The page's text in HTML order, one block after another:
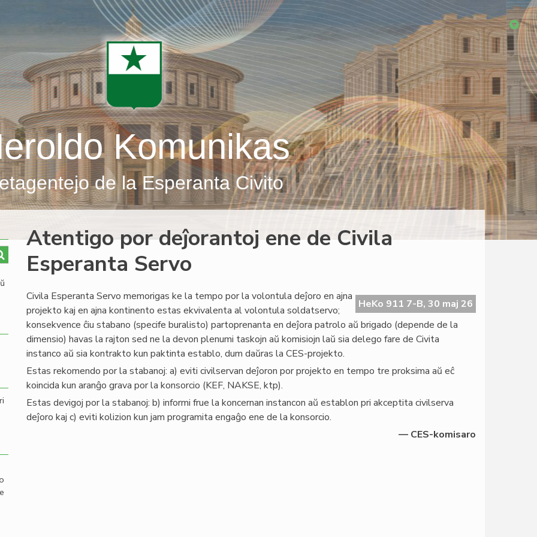
Komunikas
de la Esperanta Civito
Atentigo por deĵorantoj ene de Civila
Esperanta Servo
HeKo 911 7-B, 30 maj 26
Civila Esperanta Servo memorigas ke la tempo por la volontula deĵoro en ajna
projekto kaj en ajna kontinento estas ekvivalenta al volontula soldatservo;
konsekvence ĉiu stabano (specife buralisto) partoprenanta en deĵora patrolo aŭ brigado (depende de la
dimensio) havas la rajton sed ne la devon plenumi taskojn aŭ komisiojn laŭ sia delego fare de Civita
instanco aŭ sia kontrakto kun paktinta establo, dum daŭras la CES-projekto.
Estas rekomendo por la stabanoj: a) eviti civilservan deĵoron por projekto en tempo tre proksima aŭ eĉ
koincida kun aranĝo grava por la konsorcio (KEF, NAKSE, ktp).
Estas devigoj por la stabanoj: b) informi frue la koncernan instancon aŭ establon pri akceptita civilserva
deĵoro kaj c) eviti kolizion kun jam programita engaĝo ene de la konsorcio.
— CES-komisaro